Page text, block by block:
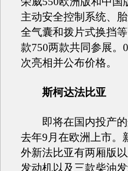
主动安全控制系统、
全气囊和拨片式换挡
款750两款共同参展。
次亮相并公布价格。
斯柯达法比亚
即将在国内投产的
去年9月在欧洲上市。
外新法比亚有两厢版
发动机以及三款柴油